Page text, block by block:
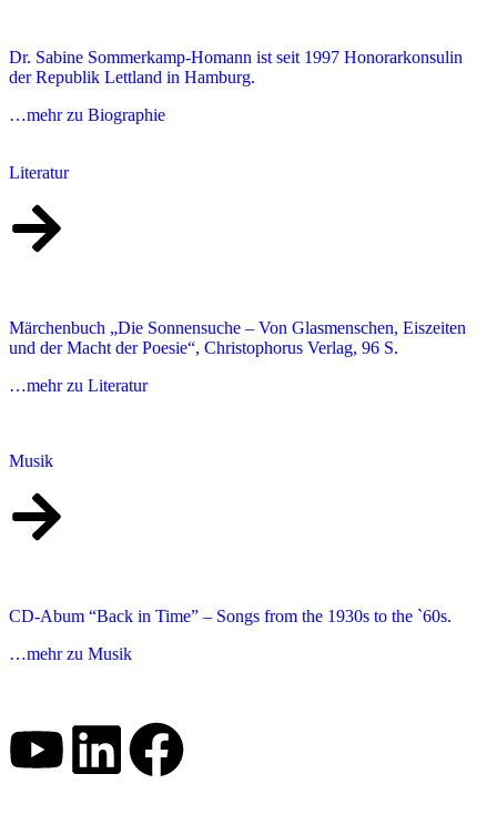
Dr. Sabine Sommerkamp-Homann ist seit 1997 Honorarkonsulin
der Republik Lettland in Hamburg.
…mehr zu Biographie
Literatur
Märchenbuch „Die Sonnensuche – Von Glasmenschen, Eiszeiten
und der Macht der Poesie“, Christophorus Verlag, 96 S.
…mehr zu Literatur
Musik
CD-Abum “Back in Time” – Songs from the 1930s to the `60s.
…mehr zu Musik